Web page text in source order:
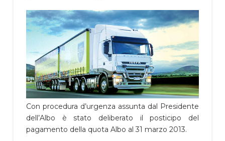
Con procedura d’urgenza assunta dal Presidente
dell’Albo è stato deliberato il posticipo del
pagamento della quota Albo al 31 marzo 2013.